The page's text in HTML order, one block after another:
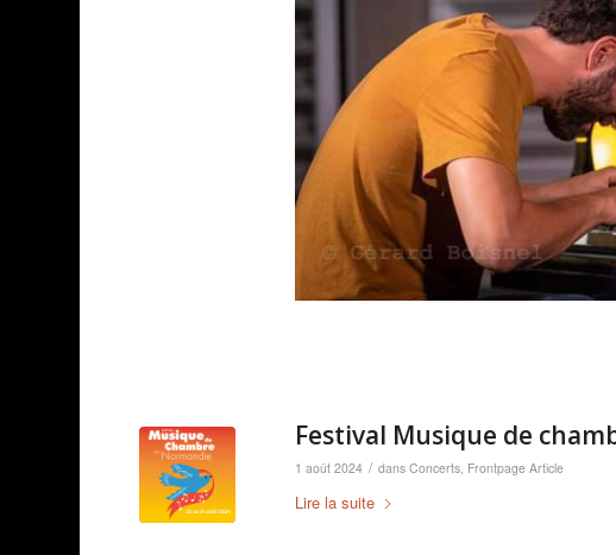
Festival Musique de
1 août 2024 / dansConcerts, Frontpage Article
Lire la suite